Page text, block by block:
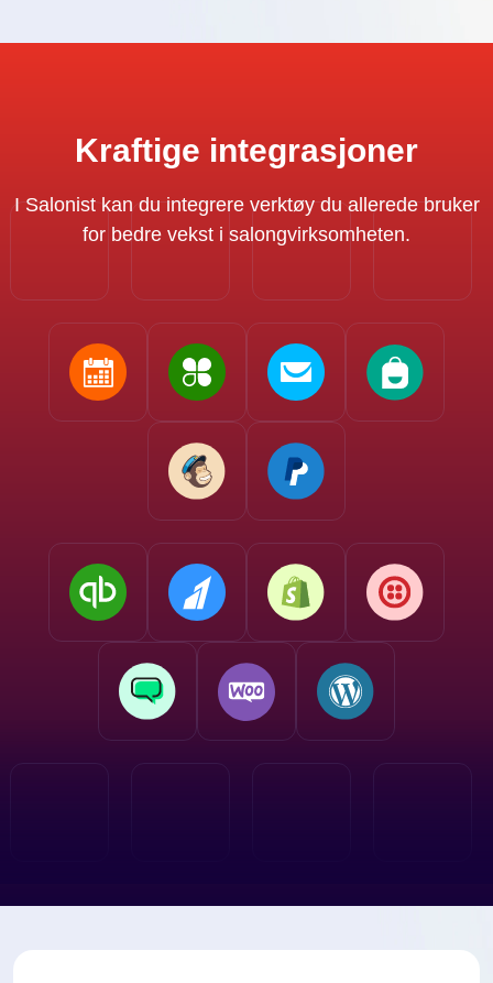
Kraftige integrasjoner
I Salonist kan du integrere verktøy du allerede bruker
for bedre vekst i salongvirksomheten.